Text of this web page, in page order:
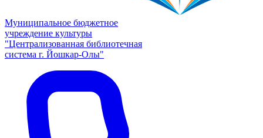
Муниципальное бюджетное
учреждение культуры
"Централизованная библиотечная
система г. Йошкар-Олы"